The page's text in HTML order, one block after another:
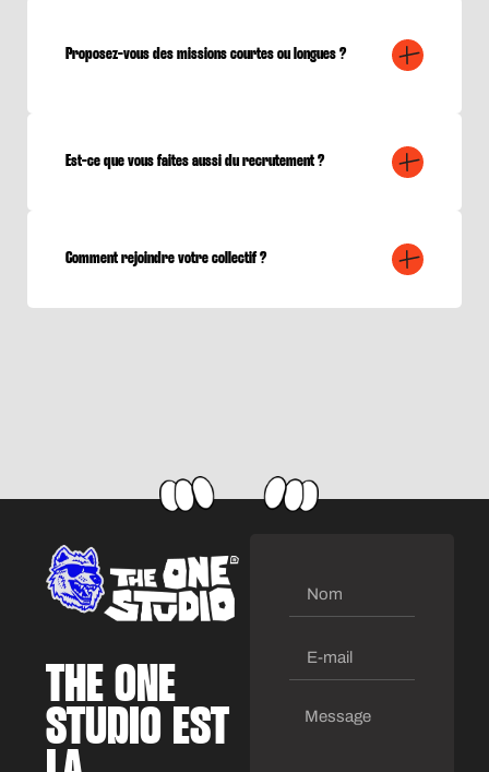
Proposez-vous des missions courtes ou longues ?
Est-ce que vous faites aussi du recrutement ?
Comment rejoindre votre collectif ?
THE ONE
STUDIO EST